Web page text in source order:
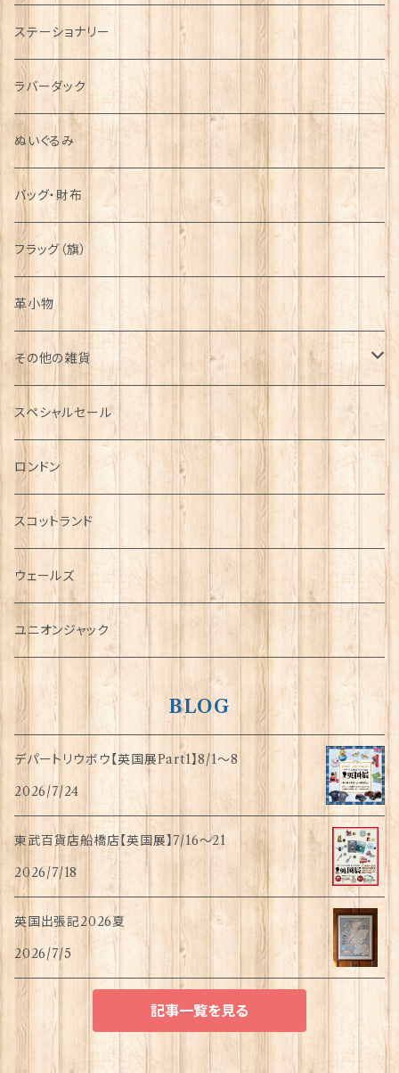
シンボル
ステーショナリー
ラバーダック
ぬいぐるみ
バッグ・財布
フラッグ（旗）
革小物
その他の雑貨
ミニカー
チャーム
犬グッズ
傘
指貫(シンブル)
スペシャルセール
ロンドン
スコットランド
ウェールズ
ユニオンジャック
BLOG
デパートリウボウ【英国展Part1】8/1〜8
2026/7/24
東武百貨店船橋店【英国展】7/16～21
2026/7/18
英国出張記2026夏
2026/7/5
記事一覧を見る